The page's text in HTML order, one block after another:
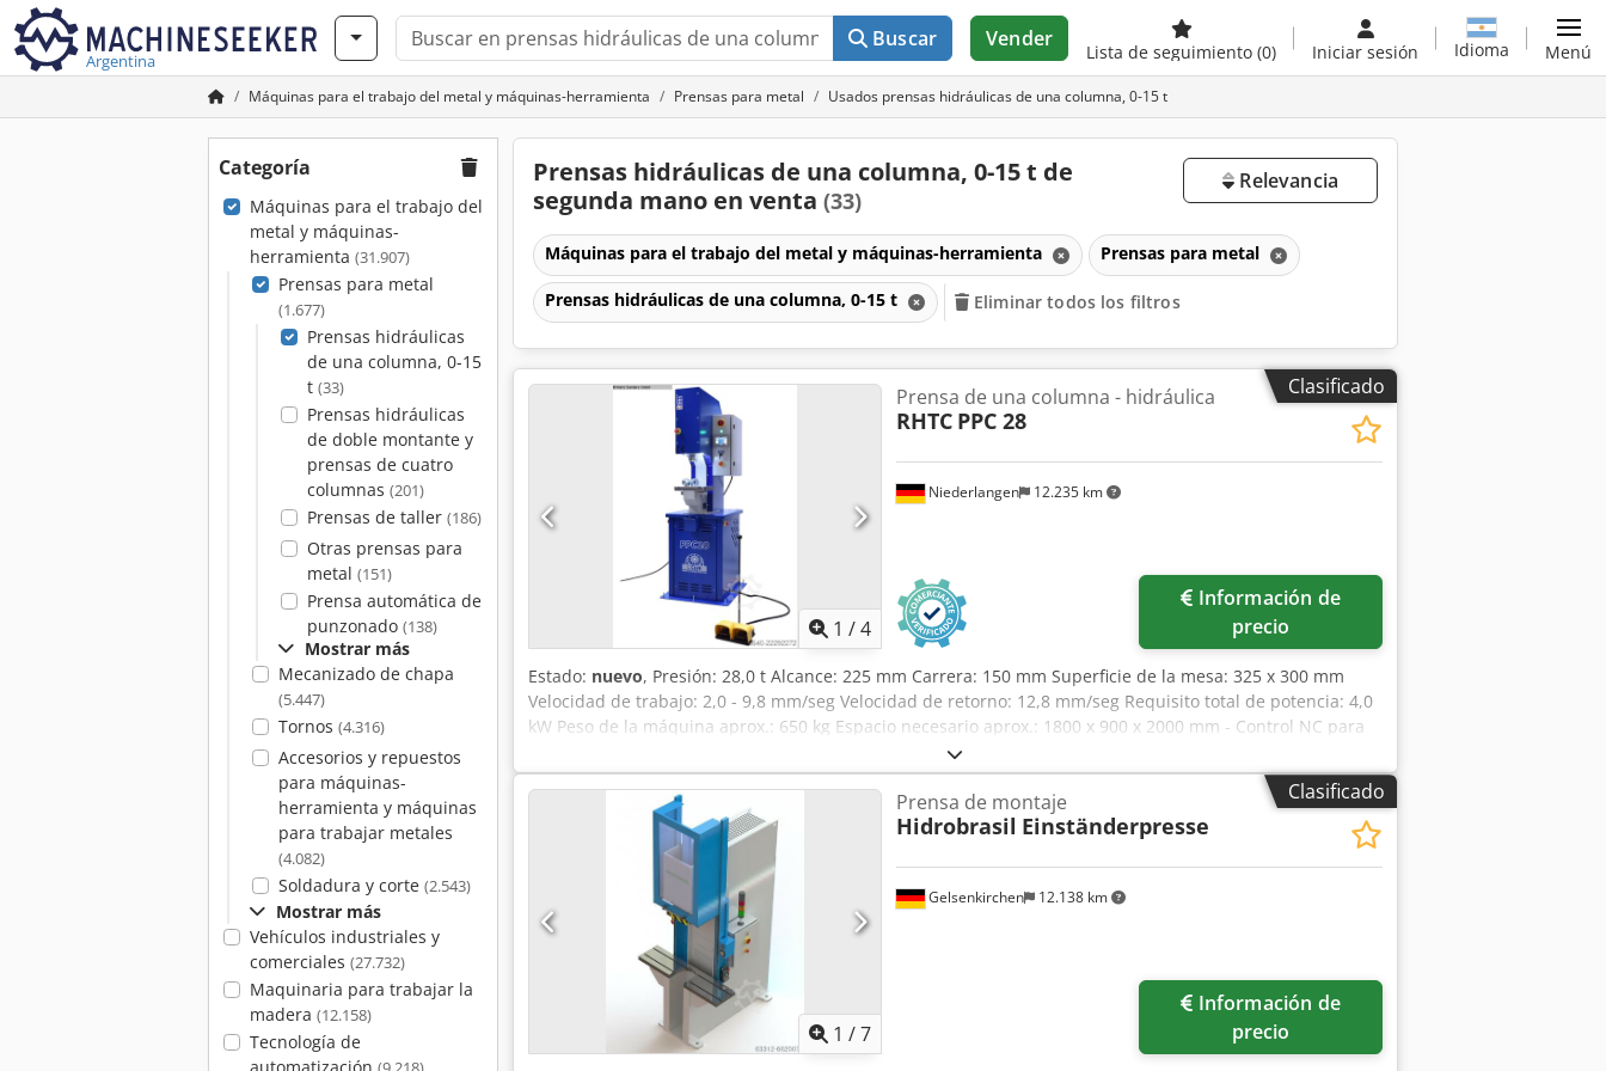
Argentina
Buscar Vender
Lista de seguimiento (0) Iniciar sesión Idioma Menú
Máquinas para el trabajo del metal y máquinas-herramienta Prensas para metal Usados prensas hidráulicas de una columna, 0-15 t
Categoría
Máquinas para el trabajo del
metal y máquinas-
herramienta (31.907)
Prensas para metal
(1.677)
Prensas hidráulicas
de una columna, 0-15
t (33)
Prensas hidráulicas
de doble montante y
prensas de cuatro
columnas (201)
Prensas de taller (186)
Otras prensas para
metal (151)
Prensa automática de
punzonado (138)
Mostrar más
Mecanizado de chapa
(5.447)
Tornos (4.316)
Accesorios y repuestos
para máquinas-
herramienta y máquinas
para trabajar metales
(4.082)
Soldadura y corte (2.543)
Mostrar más
Vehículos industriales y
comerciales (27.732)
Maquinaria para trabajar la
madera (12.158)
Tecnología de
Prensas hidráulicas de una columna, 0-15 t de
segunda mano en venta (33)
Relevancia
Máquinas para el trabajo del metal y máquinas-herramienta Prensas para metal
Prensas hidráulicas de una columna, 0-15 t Eliminar todos los filtros
Clasificado
1 /4
Niederlangen 12.235 km
Prensa de una columna - hidráulica
RHTC PPC 28
precio
Estado: nuevo, Presión: 28,0 t Alcance: 225 mm Carrera: 150 mm Superficie de la mesa: 325 x 300 mm
Velocidad de trabajo: 2,0 - 9,8 mm/seg Velocidad de retorno: 12,8 mm/seg Requisito total de potencia: 4,0
kW Peso de la máquina aprox.: 650 kg Espacio necesario aprox.: 1800 x 900 x 2000 mm - Control NC para
el ajuste de la carrera del émbolo - Interruptor selector para modo manual o semiautomático Cjdjzkl
Huepfx Ailjha - Válvula reguladora de caudal y válvula reguladora de presión - Manómetro integrado - Se
pueden montar varias herramientas en el émbolo – cuenta con un orificio interior de 40 mm para fijación
de herramientas
Clasificado
1 /7
Gelsenkirchen 12.138 km
Prensa de montaje
Hidrobrasil Einständerpresse
precio